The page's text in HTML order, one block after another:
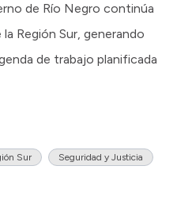
de Río Negro continúa
Región Sur, generando
de trabajo planificada
Sur Seguridad y Justicia